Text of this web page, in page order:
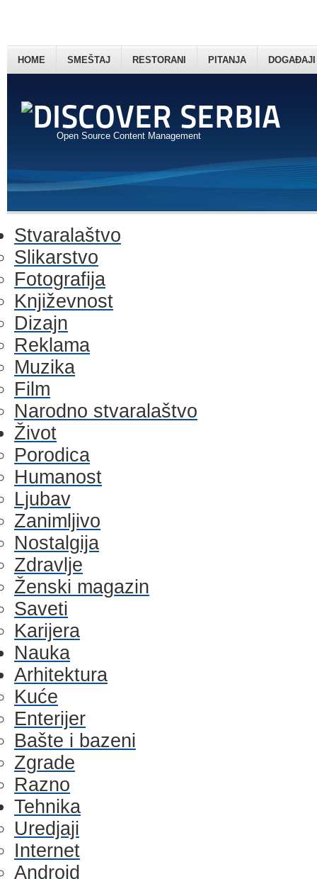
Open Source Content Management
HOME SMEŠTAJ RESTORANI PITANJA DOGAĐAJI
Stvaralaštvo
Slikarstvo
Fotografija
Književnost
Dizajn
Reklama
Muzika
Film
Narodno stvaralaštvo
Život
Porodica
Humanost
Ljubav
Zanimljivo
Nostalgija
Zdravlje
Ženski magazin
Saveti
Karijera
Nauka
Arhitektura
Kuće
Enterijer
Bašte i bazeni
Zgrade
Razno
Tehnika
Uredjaji
Internet
Android